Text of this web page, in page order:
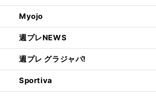
Myojo
週プレNEWS
週プレ グラジャパ!
Sportiva